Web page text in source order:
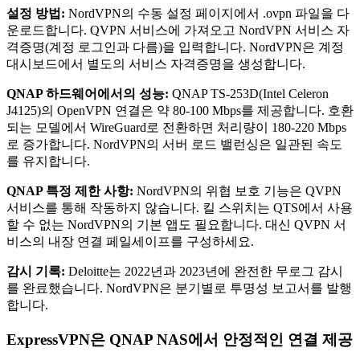
설정 방법: NordVPN의 수동 설정 페이지에서 .ovpn 파일을 다
운로드합니다. QVPN 서비스에 가져오고 NordVPN 서비스 자
격증명(계정 로그인과 다름)을 입력합니다. NordVPN은 계정
대시보드에서 별도의 서비스 자격증명을 생성합니다.
QNAP 하드웨어에서의 성능: QNAP TS-253D(Intel Celeron
J4125)의 OpenVPN 연결은 약 80-100 Mbps를 제공합니다. 호환
되는 모델에서 WireGuard로 전환하면 처리량이 180-220 Mbps
로 증가합니다. NordVPN의 서버 로드 밸런싱은 일관된 속도
를 유지합니다.
QNAP 특정 제한 사항: NordVPN의 위협 보호 기능은 QVPN
서비스를 통해 작동하지 않습니다. 킬 스위치는 QTS에서 사용
할 수 없는 NordVPN의 기본 앱도 필요합니다. 대신 QVPN 서
비스의 내장 연결 페일세이프를 구성하세요.
감시 기록: Deloitte는 2022년과 2023년에 완전한 무로그 감시
를 완료했습니다. NordVPN은 분기별로 투명성 보고서를 발행
합니다.
ExpressVPN은 QNAP NAS에서 안정적인 연결 제공